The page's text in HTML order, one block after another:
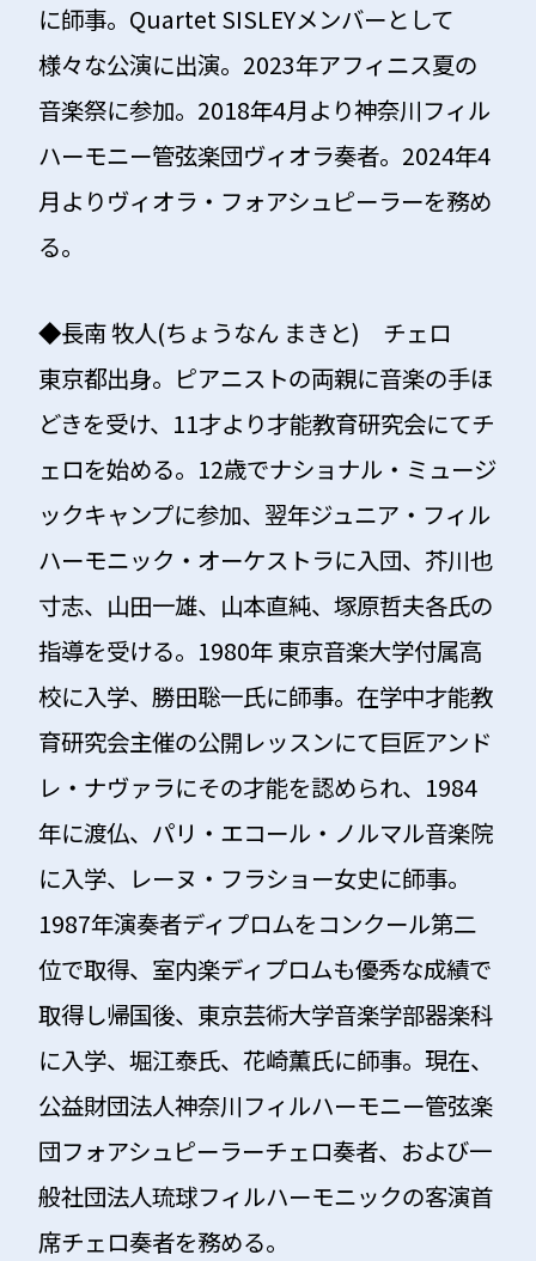
に師事。Quartet SISLEYメンバーとして
様々な公演に出演。2023年アフィニス夏の
音楽祭に参加。2018年4月より神奈川フィル
ハーモニー管弦楽団ヴィオラ奏者。2024年4
月よりヴィオラ・フォアシュピーラーを務め
る。
◆長南 牧人(ちょうなん まきと) チェロ
東京都出身。ピアニストの両親に音楽の手ほ
どきを受け、11才より才能教育研究会にてチ
ェロを始める。12歳でナショナル・ミュージ
ックキャンプに参加、翌年ジュニア・フィル
ハーモニック・オーケストラに入団、芥川也
寸志、山田一雄、山本直純、塚原哲夫各氏の
指導を受ける。1980年 東京音楽大学付属高
校に入学、勝田聡一氏に師事。在学中才能教
育研究会主催の公開レッスンにて巨匠アンド
レ・ナヴァラにその才能を認められ、1984
年に渡仏、パリ・エコール・ノルマル音楽院
に入学、レーヌ・フラショー女史に師事。
1987年演奏者ディプロムをコンクール第二
位で取得、室内楽ディプロムも優秀な成績で
取得し帰国後、東京芸術大学音楽学部器楽科
に入学、堀江泰氏、花崎薫氏に師事。現在、
公益財団法人神奈川フィルハーモニー管弦楽
団フォアシュピーラーチェロ奏者、および一
般社団法人琉球フィルハーモニックの客演首
席チェロ奏者を務める。